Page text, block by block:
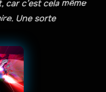
c’est cela même
Une sorte